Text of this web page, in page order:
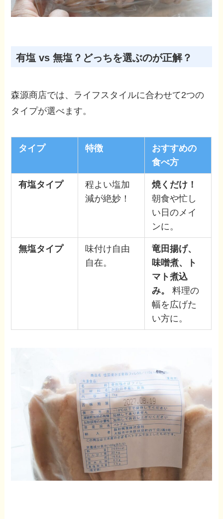
有塩 vs 無塩？どっちを選ぶのが正解？
森源商店では、ライフスタイルに合わせて2つの
タイプが選べます。
タイプ 特徴
おすすめの
食べ方
有塩タイプ
程よい塩加
減が絶妙！
焼くだけ！
朝食や忙し
い日のメイ
ンに。
無塩タイプ
味付け自由
自在。
竜田揚げ、
味噌煮、ト
マト煮込
み。
料理の
幅を広げた
い方に。